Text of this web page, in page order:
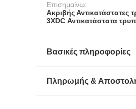
Επισημαίνω:
Ακριβής Αντικατάστατες
3XDC Αντικατάστατα
Βασικές πληροφορίες
Πληρωμής &